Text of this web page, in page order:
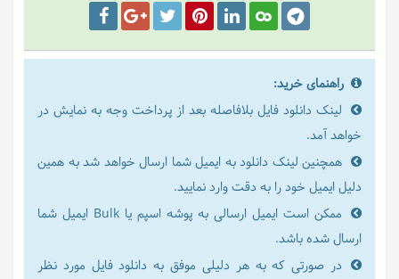
راهنمای خرید:
لینک دانلود فایل بلافاصله بعد از پرداخت وجه به نمایش در
خواهد آمد.
همچنین لینک دانلود به ایمیل شما ارسال خواهد شد به همین
دلیل ایمیل خود را به دقت وارد نمایید.
ممکن است ایمیل ارسالی به پوشه اسپم یا Bulk ایمیل شما
ارسال شده باشد.
در صورتی که به هر دلیلی موفق به دانلود فایل مورد نظر